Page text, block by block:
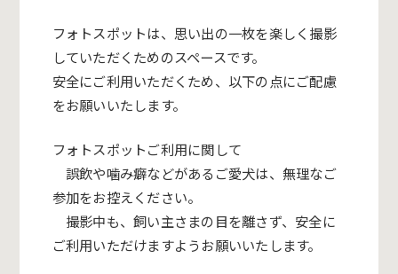
フォトスポットは、思い出の一枚を楽しく撮影
していただくためのスペースです。
安全にご利用いただくため、以下の点にご配慮
をお願いいたします。
フォトスポットご利用に関して
誤飲や噛み癖などがあるご愛犬は、無理なご
参加をお控えください。
撮影中も、飼い主さまの目を離さず、安全に
ご利用いただけますようお願いいたします。